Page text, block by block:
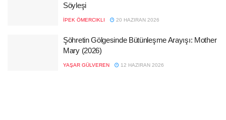
Söyleşi
İPEK ÖMERCIKLI 20 HAZIRAN 2026
Şöhretin Gölgesinde Bütünleşme Arayışı: Mother
Mary (2026)
YAŞAR GÜLVEREN 12 HAZIRAN 2026